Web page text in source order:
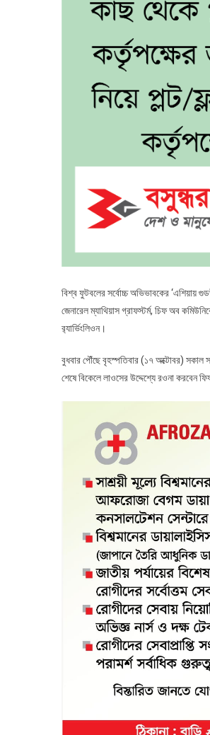
বিশ্ব ফুটবলের সর্বোচ্চ অভিভাবকের ‘এশিয়ায়
জেনারেল ম্যাথিয়াস গ্রাফস্টর্ম, চিফ অব
র‌্যার্ভিংলিওন।
বুধবার পৌঁছে বৃহস্পতিবার (১৭ অক্টোবর) সকাল
শেষে বিকেলে লাওসের উদ্দেশ্যে রওনা করবেন